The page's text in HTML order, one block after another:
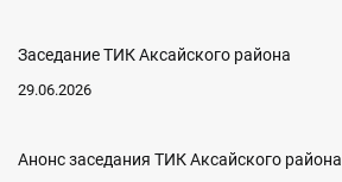
Заседание ТИК Аксайского района
29.06.2026
Анонс заседания ТИК Аксайского района